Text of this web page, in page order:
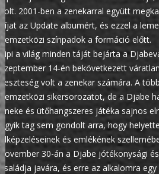
volt. 2001-ben a zenekarral együtt
díjat az Update albumért, és ezzel a
nemzetközi színpadok a formáció előtt.
Sipi a világ minden táját bejárta a
szeptember 14-én bekövetkezett
veszteség volt a zenekar számára. A
nemzetközi sikersorozatot, de a Djabe
éneke és ütőhangszeres játéka sajnos
Egyik tag sem gondolt arra, hogy
elképzeléseinek és emlékének
november 30-án a Djabe jótékonysági
családja javára, és erre az alkalomra